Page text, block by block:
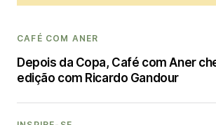
CAFÉ COM ANER
Depois da Copa, Café com Aner
edição com Ricardo Gandour